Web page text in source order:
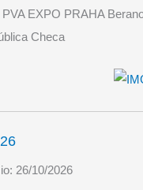
PVA EXPO PRAHA
Checa
26/10/2026